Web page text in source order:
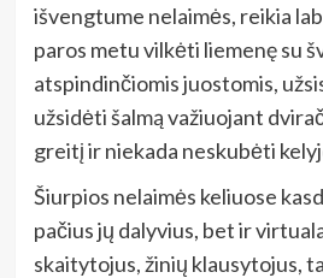
išvengtume nelaimės, reikia
paros metu vilkėti liemenę su
atspindinčiomis juostomis,
užsidėti šalmą važiuojant
greitį ir niekada neskubėti
Šiurpios nelaimės keliuose
pačius jų dalyvius, bet ir
skaitytojus, žinių klausytojus,